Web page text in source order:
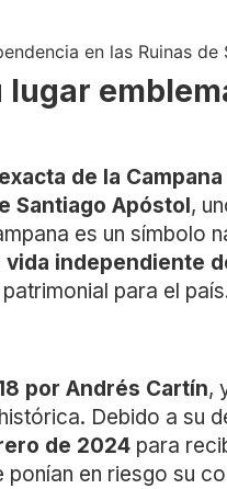
en las Ruinas
de la Campana
Santiago Apóstol,
es un símbolo
independiente
para el
por Andrés Cartín,
Debido a su
de 2024 para
en riesgo su